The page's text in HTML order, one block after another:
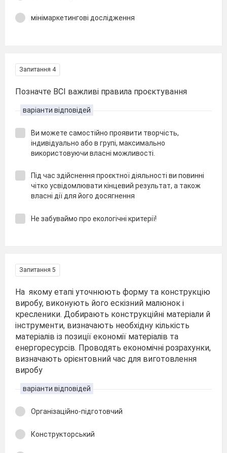
мінімаркетингові дослідження
Запитання 4
Позначте ВСІ важливі правила проєктування
варіанти відповідей
Ви можете самостійно проявити творчість,
індивідуально або в групі, максимально
використовуючи власні можливості.
Під час здійснення проєктної діяльності ви повинні
чітко усвідомлювати кінцевий результат, а також
власні дії для його досягнення
Не забуваймо про екологічні критерії!
Запитання 5
На якому етапі уточнюють форму та конструкцію
виробу, виконують його ескізний малюнок і
кресленики. Добирають конструкційні матеріали й
інструменти, визначають необхідну кількість
матеріалів із позиції економії матеріалів та
енергоресурсів. Проводять економічні розрахунки,
визначають орієнтовний час для виготовлення
виробу
варіанти відповідей
Організаційно-підготовчий
Конструкторський